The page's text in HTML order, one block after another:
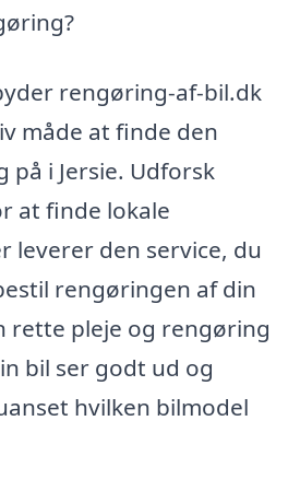
rengøring-af-bil.dk
måde at finde den
i Jersie. Udforsk
at finde lokale
leverer den service, du
rengøringen af din
rette pleje og rengøring
bil ser godt ud og
hvilken bilmodel